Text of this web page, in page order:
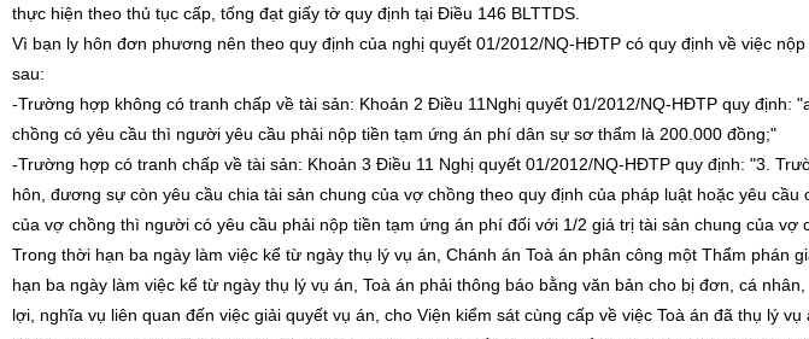
thực hiện theo thủ tục cấp, tống đạt giấy tờ quy định tại Điều 146 BLTTDS.
Vì bạn ly hôn đơn phương nên theo quy định của nghị quyết 01/2012/NQ-HĐTP có quy định về việc
sau:
-Trường hợp không có tranh chấp về tài sản: Khoản 2 Điều 11Nghị quyết 01/2012/NQ-HĐTP quy định:
chồng có yêu cầu thì người yêu cầu phải nộp tiền tạm ứng án phí dân sự sơ thẩm là 200.000 đồng;"
-Trường hợp có tranh chấp về tài sản: Khoản 3 Điều 11 Nghị quyết 01/2012/NQ-HĐTP quy định: "3.
hôn, đương sự còn yêu cầu chia tài sản chung của vợ chồng theo quy định của pháp luật hoặc yêu cầu
của vợ chồng thì người có yêu cầu phải nộp tiền tạm ứng án phí đối với 1/2 giá trị tài sản chung của vợ
Trong thời hạn ba ngày làm việc kể từ ngày thụ lý vụ án, Chánh án Toà án phân công một Thẩm phán
hạn ba ngày làm việc kể từ ngày thụ lý vụ án, Toà án phải thông báo bằng văn bản cho bị đơn, cá
lợi, nghĩa vụ liên quan đến việc giải quyết vụ án, cho Viện kiểm sát cùng cấp về việc Toà án đã thụ lý